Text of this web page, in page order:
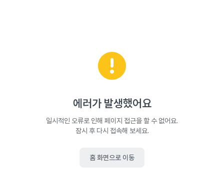
에러가 발생했어요
일시적인 오류로 인해 페이지 접근을 할 수 없어요.
잠시 후 다시 접속해 보세요.
홈 화면으로 이동